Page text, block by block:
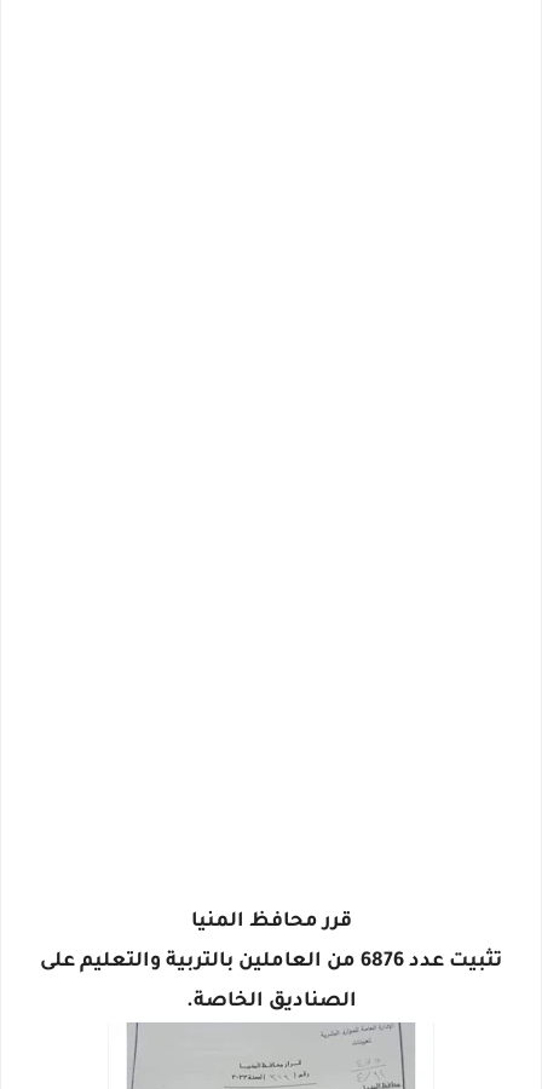
قرر محافظ المنيا
تثبيت عدد 6876 من العاملين بالتربية والتعليم على
الصناديق الخاصة.